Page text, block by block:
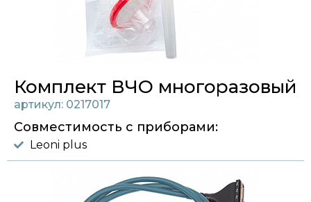
Комплект ВЧО многоразовый
артикул: 0217017
Совместимость с приборами:
Leoni plus